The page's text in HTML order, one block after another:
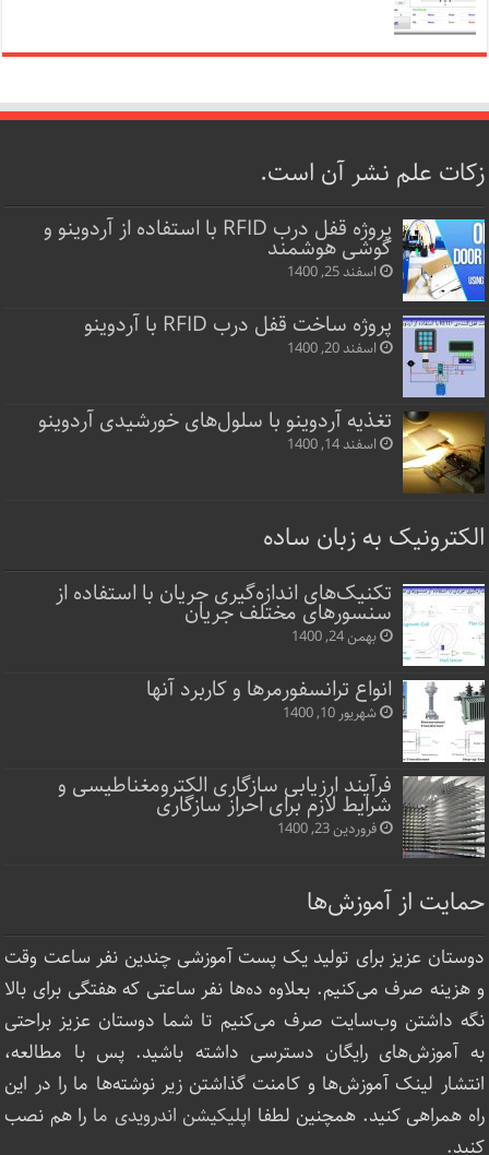
زکات علم نشر آن است.
پروژه قفل‌ درب RFID با استفاده از آردوینو و
گوشی هوشمند
اسفند 25, 1400
پروژه ساخت قفل‌ درب RFID با آردوینو
اسفند 20, 1400
تغذیه آردوینو با سلول‌های خورشیدی آردوینو
اسفند 14, 1400
الکترونیک به زبان ساده
تکنیک‌های اندازه‌گیری جریان با استفاده از
سنسورهای مختلف جریان
بهمن 24, 1400
انواع ترانسفورمرها و کاربرد آنها
شهریور 10, 1400
فرآیند ارزیابی سازگاری الکترومغناطیسی و
شرایط لازم برای احراز سازگاری
فروردین 23, 1400
حمایت از آموزش‌ها
دوستان عزیز برای تولید یک پست آموزشی چندین نفر ساعت‌ وقت
و هزینه صرف می‌کنیم. بعلاوه ده‌ها نفر ساعتی که هفتگی برای بالا
نگه داشتن وب‌سایت صرف ‌می‌کنیم تا شما دوستان عزیز براحتی
به آموزش‌های رایگان دسترسی داشته باشید. پس با مطالعه،
انتشار لینک‌ آموزش‌ها و کامنت گذاشتن زیر نوشته‌‌ها ما را در این
راه همراهی کنید. همچنین لطفا اپلیکیشن اندرویدی ما را هم نصب
کنید.